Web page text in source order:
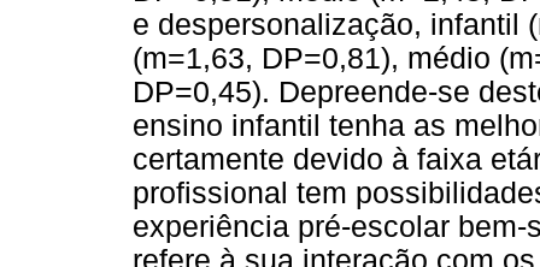
e despersonalização, infantil
(m=1,63, DP=0,81), médio
DP=0,45). Depreende-se
ensino infantil tenha as
certamente devido à faixa
profissional tem
experiência pré-escolar
refere à sua interação com